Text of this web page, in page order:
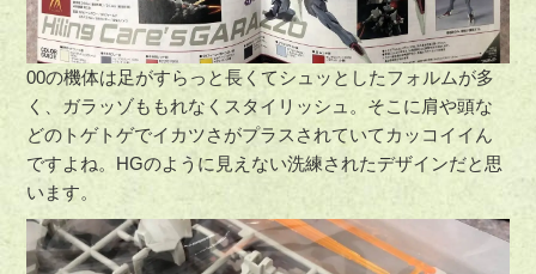
00の機体は足がすらっと長くてシュッとしたフォルムが多
く、ガラッゾももれなくスタイリッシュ。そこに肩や頭な
どのトゲトゲでイカツさがプラスされていてカッコイイん
ですよね。HGのように見えない洗練されたデザインだと思
います。